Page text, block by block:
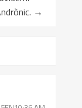
→